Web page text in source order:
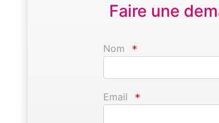
Faire une
Nom *
Email *